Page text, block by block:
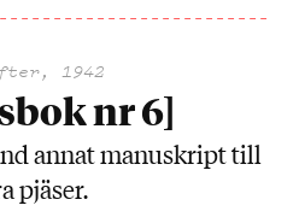
1942
nr 6]
annat manuskript till
pjäser.